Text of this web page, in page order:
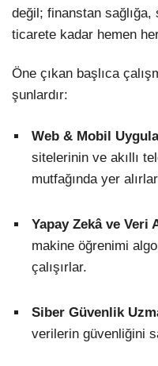
değil; finanstan
ticarete kadar hemen
Öne çıkan başlıca
şunlardır:
Web & Mobil
sitelerinin ve akıllı
mutfağında yer
Yapay Zekâ ve Veri
makine öğrenimi
çalışırlar.
Siber Güvenlik
verilerin güvenliğini